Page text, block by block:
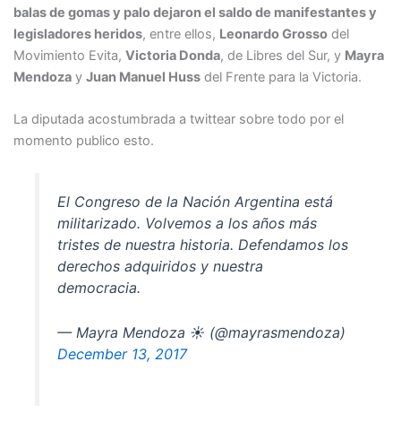
balas de gomas y palo dejaron el saldo de manifestantes y
legisladores heridos, entre ellos, Leonardo Grossodel
Movimiento Evita, Victoria Donda, de Libres del Sur, y Mayra
Mendozay Juan Manuel Hussdel Frente para la Victoria.
La diputada acostumbrada a twittear sobre todo por el
momento publico esto.
El Congreso de la Nación Argentina está
militarizado. Volvemos a los años más
tristes de nuestra historia. Defendamos los
derechos adquiridos y nuestra
democracia.
— Mayra Mendoza ☀️ (@mayrasmendoza)
December 13, 2017